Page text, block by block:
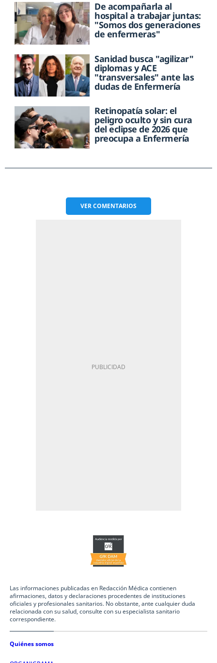
De acompañarla al
hospital a trabajar juntas:
"Somos dos generaciones
de enfermeras"
Sanidad busca "agilizar"
diplomas y ACE
"transversales" ante las
dudas de Enfermería
Retinopatía solar: el
peligro oculto y sin cura
del eclipse de 2026 que
preocupa a Enfermería
VERCOMENTARIOS
Las informaciones publicadas en Redacción Médica contienen
afirmaciones, datos y declaraciones procedentes de instituciones
oficiales y profesionales sanitarios. No obstante, ante cualquier duda
relacionada con su salud, consulte con su especialista sanitario
correspondiente.
Quiénes somos